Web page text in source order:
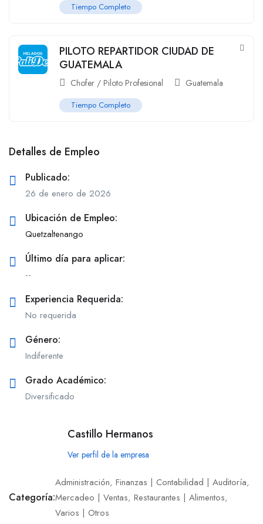
Tiempo Completo
PILOTO REPARTIDOR CIUDAD DE
GUATEMALA
Chofer / Piloto Profesional Guatemala
Tiempo Completo
Detalles de Empleo
Publicado:
26 de enero de 2026
Ubicación de Empleo:
Quetzaltenango
Último día para aplicar:
--
Experiencia Requerida:
No requerida
Género:
Indiferente
Grado Académico:
Diversificado
Castillo Hermanos
Ver perfil de la empresa
Categoría:
Administración, Finanzas | Contabilidad | Auditoría,
Mercadeo | Ventas, Restaurantes | Alimentos,
Varios | Otros